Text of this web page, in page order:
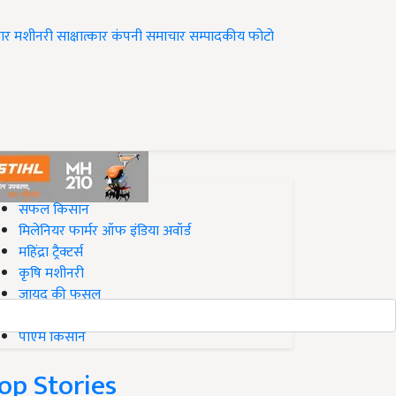
मशीनरीसाक्षात्कारकंपनी समाचारसम्पादकीयफोटो
on Krishi Jagran
सफल किसान
मिलेनियर फार्मर ऑफ इंडिया अवॉर्ड
महिंद्रा ट्रैक्टर्स
कृषि मशीनरी
जायद की फसल
पीएम किसान
Stories